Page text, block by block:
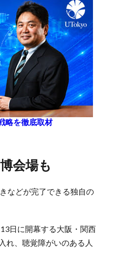
略を徹底取材
会場も
などが完了できる独自の
日に開幕する大阪・関西
れ、聴覚障がいのある人